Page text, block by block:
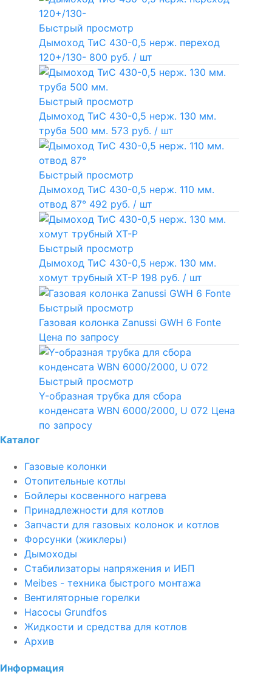
Быстрый просмотр
Дымоход ТиС 430-0,5 нерж. переход
120+/130- 800 руб. / шт
Быстрый просмотр
Дымоход ТиС 430-0,5 нерж. 130 мм.
труба 500 мм. 573 руб. / шт
Быстрый просмотр
Дымоход ТиС 430-0,5 нерж. 110 мм.
отвод 87° 492 руб. / шт
Быстрый просмотр
Дымоход ТиС 430-0,5 нерж. 130 мм.
хомут трубный ХТ-Р 198 руб. / шт
Быстрый просмотр
Газовая колонка Zanussi GWH 6 Fonte
Цена по запросу
Быстрый просмотр
Y-образная трубка для сбора
конденсата WBN 6000/2000, U 072 Цена
по запросу
Каталог
Газовые колонки
Отопительные котлы
Бойлеры косвенного нагрева
Принадлежности для котлов
Запчасти для газовых колонок и котлов
Форсунки (жиклеры)
Дымоходы
Стабилизаторы напряжения и ИБП
Meibes - техника быстрого монтажа
Вентиляторные горелки
Насосы Grundfos
Жидкости и средства для котлов
Архив
Информация